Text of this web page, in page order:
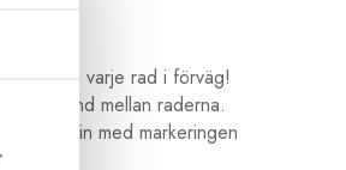
markera varje rad i förväg!
avstånd mellan raderna.
passa in med markeringen